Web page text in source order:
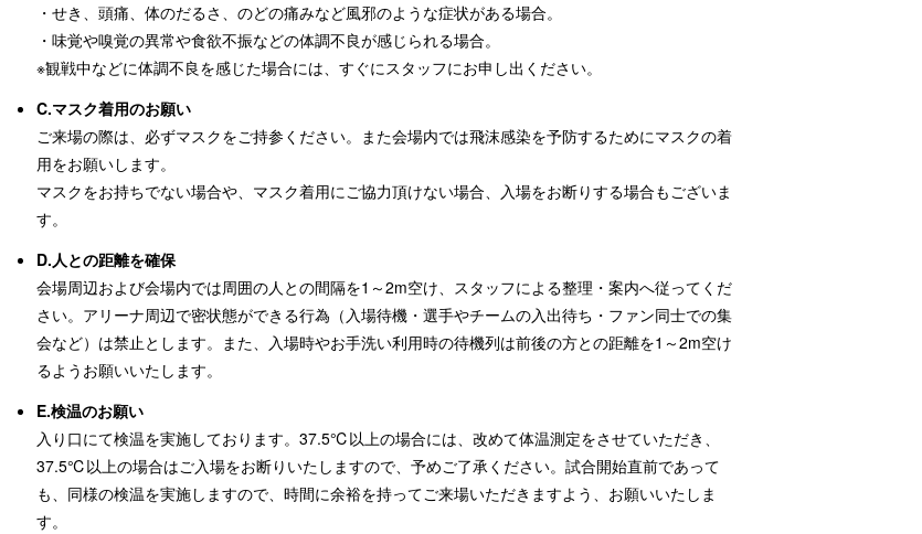
・せき、頭痛、体のだるさ、のどの痛みなど風邪のような症状がある場合。
・味覚や嗅覚の異常や食欲不振などの体調不良が感じられる場合。
※観戦中などに体調不良を感じた場合には、すぐにスタッフにお申し出ください。
C.マスク着用のお願い
ご来場の際は、必ずマスクをご持参ください。また会場内では飛沫感染を予防するためにマスクの着
用をお願いします。
マスクをお持ちでない場合や、マスク着用にご協力頂けない場合、入場をお断りする場合もございま
す。
D.人との距離を確保
会場周辺および会場内では周囲の人との間隔を1～2m空け、スタッフによる整理・案内へ従ってくだ
さい。アリーナ周辺で密状態ができる行為（入場待機・選手やチームの入出待ち・ファン同士での集
会など）は禁止とします。また、入場時やお手洗い利用時の待機列は前後の方との距離を1～2m空け
るようお願いいたします。
E.検温のお願い
入り口にて検温を実施しております。37.5℃以上の場合には、改めて体温測定をさせていただき、
37.5℃以上の場合はご入場をお断りいたしますので、予めご了承ください。試合開始直前であって
も、同様の検温を実施しますので、時間に余裕を持ってご来場いただきますよう、お願いいたしま
す。